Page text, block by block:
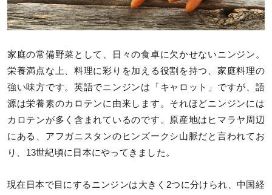
家庭の常備野菜として、日々の食卓に欠かせないニンジン。
栄養満点な上、料理に彩りを加える役割を持つ、家庭料理の
強い味方です。英語でニンジンは「キャロット」ですが、語
源は栄養素のカロテンに由来します。それほどニンジンには
カロテンが多く含まれているのです。原産地はヒマラヤ周辺
にある、アフガニスタンのヒンズークシ山脈だと言われてお
り、13世紀頃に日本にやってきました。
現在日本で目にするニンジンは大きく2つに分けられ、中国経